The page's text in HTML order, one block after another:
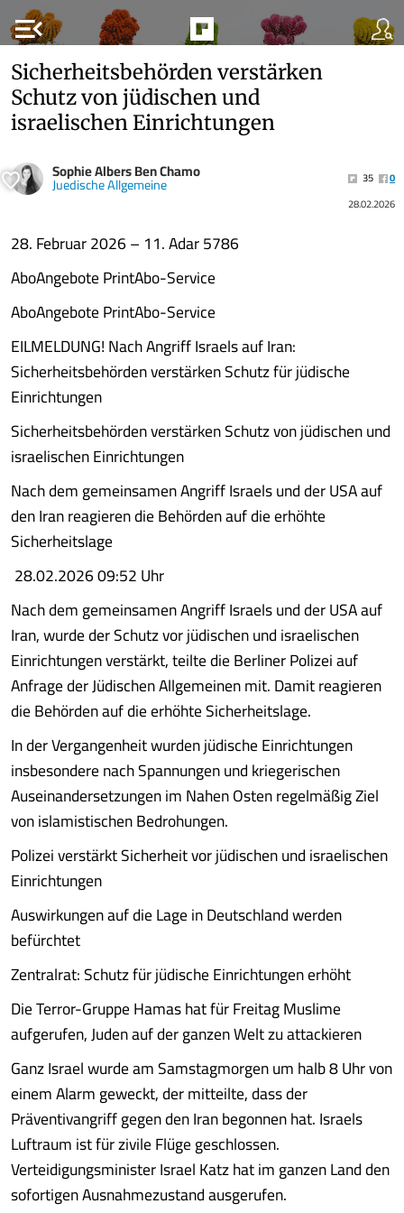
menu_open
Sicherheitsbehörden verstärken
Schutz von jüdischen und
israelischen Einrichtungen
Sophie Albers Ben Chamo
Juedische Allgemeine 35
0
28.02.2026
28. Februar 2026 – 11. Adar 5786
AboAngebote PrintAbo-Service
AboAngebote PrintAbo-Service
EILMELDUNG! Nach Angriff Israels auf Iran:
Sicherheitsbehörden verstärken Schutz für jüdische
Einrichtungen
Sicherheitsbehörden verstärken Schutz von jüdischen und
israelischen Einrichtungen
Nach dem gemeinsamen Angriff Israels und der USA auf
den Iran reagieren die Behörden auf die erhöhte
Sicherheitslage
28.02.2026 09:52 Uhr
Nach dem gemeinsamen Angriff Israels und der USA auf
Iran, wurde der Schutz vor jüdischen und israelischen
Einrichtungen verstärkt, teilte die Berliner Polizei auf
Anfrage der Jüdischen Allgemeinen mit. Damit reagieren
die Behörden auf die erhöhte Sicherheitslage.
In der Vergangenheit wurden jüdische Einrichtungen
insbesondere nach Spannungen und kriegerischen
Auseinandersetzungen im Nahen Osten regelmäßig Ziel
von islamistischen Bedrohungen.
Polizei verstärkt Sicherheit vor jüdischen und israelischen
Einrichtungen
Auswirkungen auf die Lage in Deutschland werden
befürchtet
Zentralrat: Schutz für jüdische Einrichtungen erhöht
Die Terror-Gruppe Hamas hat für Freitag Muslime
aufgerufen, Juden auf der ganzen Welt zu attackieren
Ganz Israel wurde am Samstagmorgen um halb 8 Uhr von
einem Alarm geweckt, der mitteilte, dass der
Präventivangriff gegen den Iran begonnen hat. Israels
Luftraum ist für zivile Flüge geschlossen.
Verteidigungsminister Israel Katz hat im ganzen Land den
sofortigen Ausnahmezustand ausgerufen.